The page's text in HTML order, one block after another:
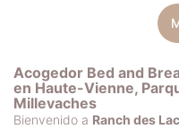
Acogedor Bed and
en Haute-Vienne,
Millevaches
Bienvenido a Ranch des